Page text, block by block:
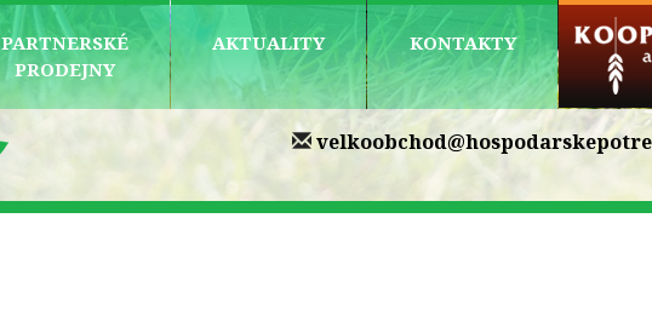
PARTNERSKÉ
PRODEJNY
AKTUALITY KONTAKTY